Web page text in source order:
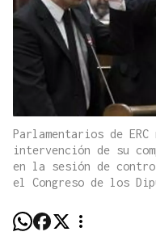
Parlamentarios de
intervención de su
en la sesión de
el Congreso de los